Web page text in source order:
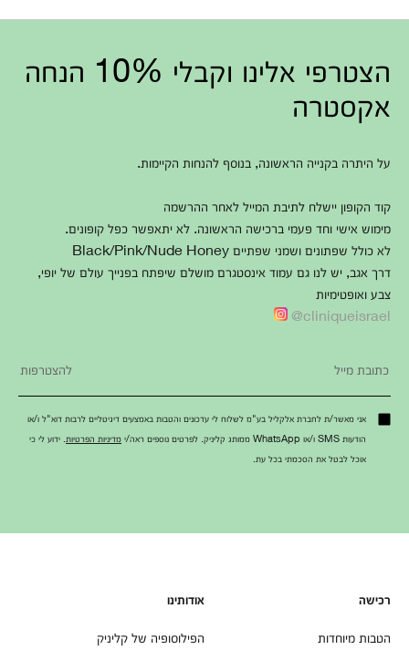
הצטרפי אלינו וקבלי 10% הנחה
אקסטרה
על היתרה בקנייה הראשונה, בנוסף להנחות הקיימות.
קוד הקופון יישלח לתיבת המייל לאחר ההרשמה
מימוש אישי וחד פעמי ברכישה הראשונה. לא יתאפשר כפל קופונים.
לא כולל שפתונים ושמני שפתיים Black/Pink/Nude Honey
דרך אגב, יש לנו גם עמוד אינסטגרם מושלם שיפתח בפנייך עולם של יופי,
צבע ואופטימיות
cliniqueisrael@
אני מאשר/ת לחברת אלקליל בע"מ לשלוח לי עדכונים והטבות באמצעים דיגיטליים לרבות דוא"ל ו/או
הודעות SMS ו/או WhatsApp ממותג קליניק. לפרטים נוספים ראה/י
מדיניות הפרטיות . ידוע לי כי
אוכל לבטל את הסכמתי בכל עת.
רכישה
הטבות מיוחדות
אודותינו
הפילוסופיה של קליניק